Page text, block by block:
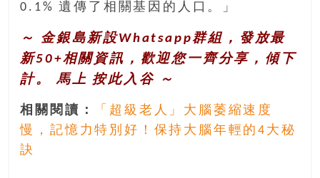
0.1% 遺傳了相關基因的人口。」
～ 金銀島新設Whatsapp群組，發放最
新50+相關資訊，歡迎您一齊分享，傾下
計。 馬上按此入谷 ～
相關閱讀：
「超級老人」大腦萎縮速度
慢，記憶力特別好！保持大腦年輕的4大秘
訣